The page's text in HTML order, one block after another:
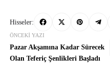
Hisseler:
ÖNCEKI YAZI
Pazar Akşamına Kadar Sürecek
Olan Teferiç Şenlikleri Başladı